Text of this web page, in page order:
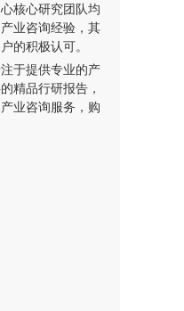
核心研究团队均
业咨询经验，其
的积极认可。
于提供专业的产
精品行研报告，
业咨询服务，购